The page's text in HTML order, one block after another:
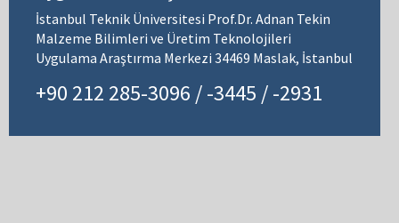
İstanbul Teknik Üniversitesi Prof.Dr. Adnan Tekin
Malzeme Bilimleri ve Üretim Teknolojileri
Uygulama Araştırma Merkezi 34469 Maslak, İstanbul
+90 212 285-3096 / -3445 / -2931